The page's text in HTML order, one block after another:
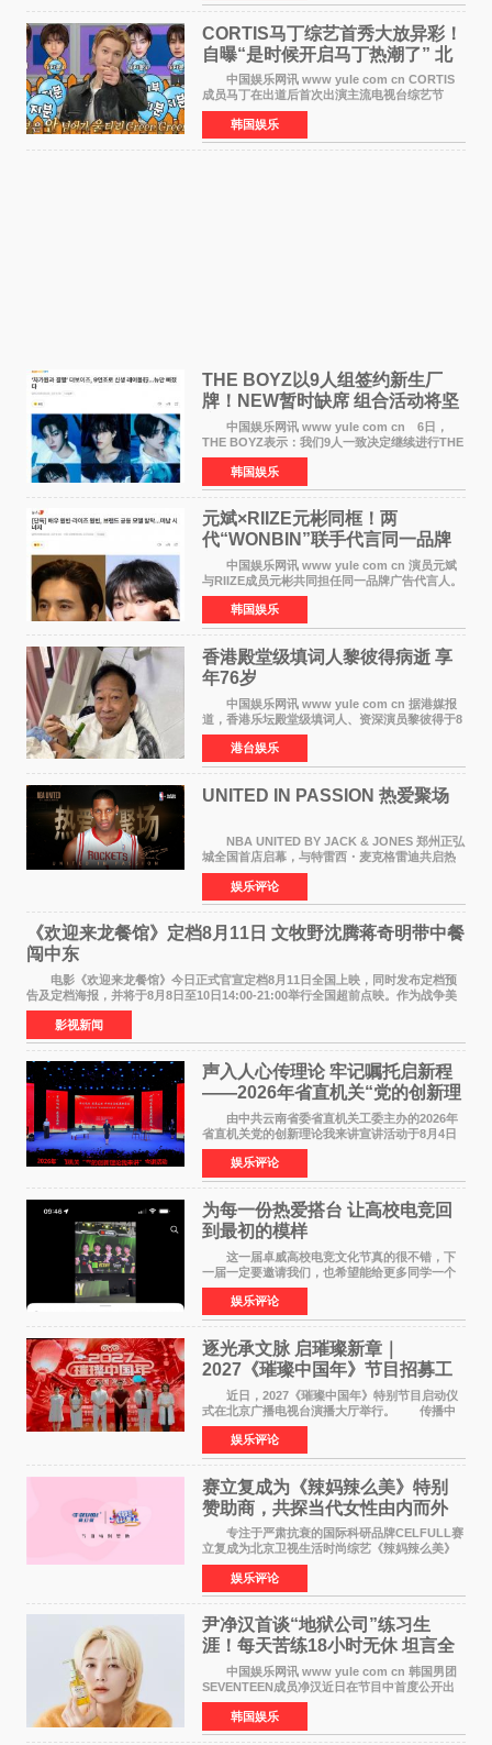
疆首款双主摄口
CORTIS马丁综艺首秀大放异彩！
自曝“是时候开启马丁热潮了” 北
美巡演火热进行中
中国娱乐网讯 www yule com cn CORTIS
成员马丁在出道后首次出演主流电视台综艺节
目，展现了多才多艺的魅力。 马丁出演了5日
播出的MBC《Radio Star》Fashion与Passion
之间，I&lsquo;m
韩国娱乐
THE BOYZ以9人组签约新生厂
牌！NEW暂时缺席 组合活动将坚
定不移继续
中国娱乐网讯 www yule com cn 6日，
THE BOYZ表示：我们9人一致决定继续进行THE
BOYZ组合活动，并且已经完成了组合团体活动
签约。目前正在新生厂牌下进行活动准备。尚未
离开THE BOYZ原所
韩国娱乐
元斌×RIIZE元彬同框！两
代“WONBIN”联手代言同一品牌
颜值天花板合体
中国娱乐网讯 www yule com cn 演员元斌
与RIIZE成员元彬共同担任同一品牌广告代言人。
6日据独家报道，继演员元斌之后，RIIZE元彬最
近也被选为某在线中介平台A公司的共同广告代言
人，两人将作
韩国娱乐
香港殿堂级填词人黎彼得病逝 享
年76岁​
中国娱乐网讯 www yule com cn 据港媒报
道，香港乐坛殿堂级填词人、资深演员黎彼得于8
月5日上午因病离世，终年76岁。好友钟志光透
露，黎彼得今年3月中风后便卧床休养，身体机能
持续衰退，最
港台娱乐
UNITED IN PASSION 热爱聚场
NBA UNITED BY JACK & JONES 郑州正弘
城全国首店启幕，与特雷西・麦克格雷迪共启热
爱 2026 年7 月21 日，
NBAUNITEDBYJACK&JONES 全国首店，于郑
州正弘城正式启幕。NBA 传奇球星
娱乐评论
《欢迎来龙餐馆》定档8月11日 文牧野沈腾蒋奇明带中餐
闯中东
电影《欢迎来龙餐馆》今日正式官宣定档8月11日全国上映，同时发布定档预
告及定档海报，并将于8月8日至10日14:00-21:00举行全国超前点映。作为战争美
食大片，影片讲述的是中国厨师徐福（沈腾
影视新闻
声入人心传理论 牢记嘱托启新程
——2026年省直机关“党的创新理
论我来讲”宣讲活动圆满落幕
由中共云南省委省直机关工委主办的2026年
省直机关党的创新理论我来讲宣讲活动于8月4日
至5日在昆明举办。活动以 "牢记嘱托 感恩奋进
开创云南发展新局面 "为主题，坚持以新时代中国
特色社会主义
娱乐评论
为每一份热爱搭台 让高校电竞回
到最初的模样
这一届卓威高校电竞文化节真的很不错，下
一届一定要邀请我们，也希望能给更多同学一个
来到现场的机会。 2026卓威高校电竞文化节
已经落下帷幕，在活动结束后，仍有不少高校电
竞社负责人和现
娱乐评论
逐光承文脉 启璀璨新章｜
2027《璀璨中国年》节目招募工
作圆满启动
近日，2027《璀璨中国年》特别节目启动仪
式在北京广播电视台演播大厅举行。 传播中
华优秀传统文化，弘扬纯正国风艺术，打造高规
格、高质感、正能量的文艺盛典，是璀璨中国年
矢志不渝的初心
娱乐评论
赛立复成为《辣妈辣么美》特别
赞助商，共探当代女性由内而外
活力美
专注于严肃抗衰的国际科研品牌CELFULL赛
立复成为北京卫视生活时尚综艺《辣妈辣么美》
的特别赞助商,明星辣妈袁咏仪倾情参与，向广大
都市女性传递健康生活新主张，寄语当代女性在
家庭与自我之间
娱乐评论
尹净汉首谈“地狱公司”练习生
涯！每天苦练18小时无休 坦言全
靠成员撑过来
中国娱乐网讯 www yule com cn 韩国男团
SEVENTEEN成员净汉近日在节目中首度公开出
道前的残酷练习生经历，并提及经纪公司Pledis
娱乐，引发广泛关注。 在8月2日播出的日本
TBS综艺节目《周
韩国娱乐